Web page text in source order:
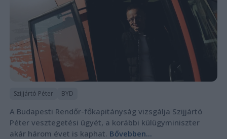
Szijjártó Péter BYD
A Budapesti Rendőr-főkapitányság vizsgálja Szijjártó
Péter vesztegetési ügyét, a korábbi külügyminiszter
akár három évet is kaphat. Bővebben...